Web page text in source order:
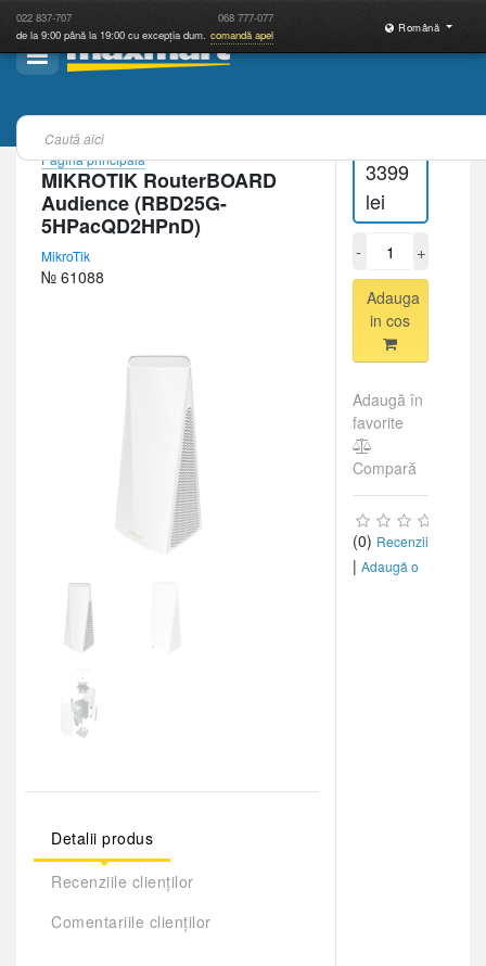
022 837-707 068 777-077
de la 9:00 până la 19:00 cu excepția dum. comandă apel
Română
Pagina principală
MIKROTIK RouterBOARD
Audience (RBD25G-
5HPacQD2HPnD)
MikroTik
№ 61088
Detalii produs
Recenziile clienților
Comentariile clienților
3399
lei
- +
Adauga
in cos
Adaugă în
favorite
Compară
(0) Recenzii
| Adaugă o